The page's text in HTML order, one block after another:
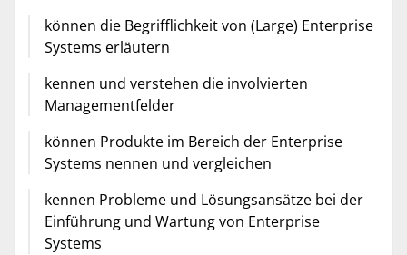
können die Begrifflichkeit von (Large) Enterprise
Systems erläutern
kennen und verstehen die involvierten
Managementfelder
können Produkte im Bereich der Enterprise
Systems nennen und vergleichen
kennen Probleme und Lösungsansätze bei der
Einführung und Wartung von Enterprise
Systems